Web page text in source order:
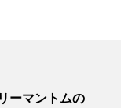
ーマントムの